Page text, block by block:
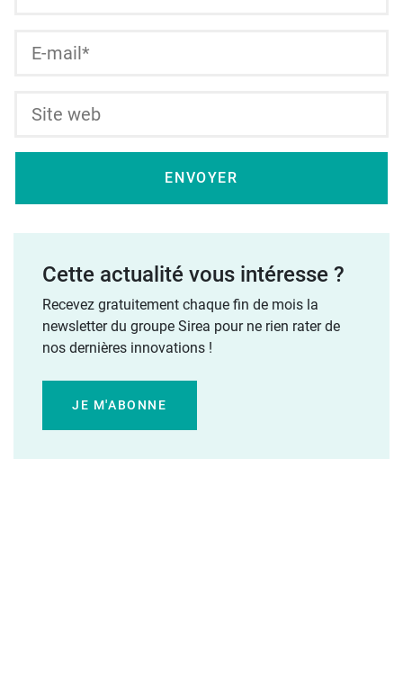
Cette actualité vous intéresse ?
Recevez gratuitement chaque fin de mois la
newsletter du groupe Sirea pour ne rien rater de
nos dernières innovations !
JE M'ABONNE